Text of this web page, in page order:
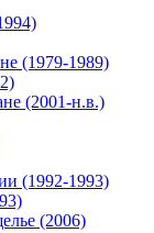
(1979-1989)
(2001-н.в.)
(1992-1993)
(2006)